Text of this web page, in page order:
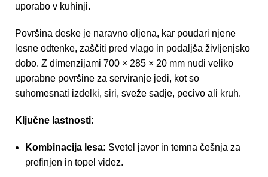
uporabo v kuhinji.
Površina deske je naravno oljena, kar poudari njene
lesne odtenke, zaščiti pred vlago in podaljša življenjsko
dobo. Z dimenzijami 700 × 285 × 20 mm nudi veliko
uporabne površine za serviranje jedi, kot so
suhomesnati izdelki, siri, sveže sadje, pecivo ali kruh.
Ključne lastnosti:
Kombinacija lesa: Svetel javor in temna češnja za
prefinjen in topel videz.